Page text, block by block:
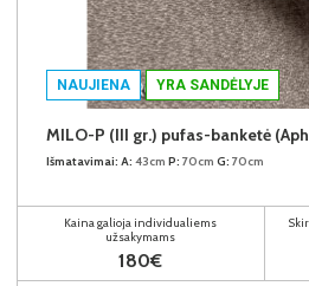
NAUJIENA YRA SANDĖLYJE
MILO-P (III gr.) pufas-banketė
Išmatavimai: A: 43cm P: 70cm G: 70cm
Kaina galioja individualiems
užsakymams
180€